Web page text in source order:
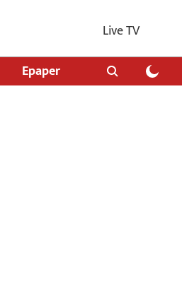
Live TV
Epaper